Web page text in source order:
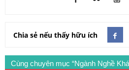
Chia sẻ nếu thấy hữu ích
Cùng chuyên mục “Ngành Nghề